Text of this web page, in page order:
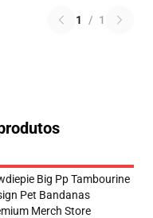
1 / 1
Big Pp Tambourine
Pet Bandanas
Merch Store